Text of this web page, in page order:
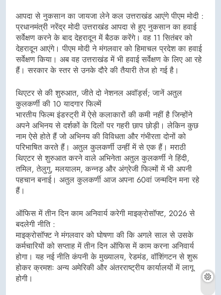
आपदा से नुकसान का जायजा लेने कल उत्तराखंड आएंगे पीएम मोदी :
प्रधानमंत्री नरेंद्र मोदी उत्तराखंड आपदा से हुए नुकसान का हवाई
सर्वेक्षण करने के बाद देहरादून में बैठक करेंगे। वह 11 सितंबर को
देहरादून आएंगे। पीएम मोदी ने मंगलवार को हिमाचल प्रदेश का हवाई
सर्वेक्षण किया। अब वह उत्तराखंड में भी हवाई सर्वेक्षण के लिए आ रहे
हैं। सरकार के स्तर से उनके दौरे की तैयारी तेज हो गई है।
थिएटर से की शुरुआत, जीते दो नेशनल अवॉर्ड्स; जानें अतुल
कुलकर्णी की 10 यादगार फिल्में
भारतीय फिल्म इंडस्ट्री में ऐसे कलाकारों की कमी नहीं है जिन्होंने
अपने अभिनय से दर्शकों के दिलों पर गहरी छाप छोड़ी। लेकिन कुछ
नाम ऐसे होते हैं जो अभिनय की विविधता और गंभीरता दोनों को
परिभाषित करते हैं। अतुल कुलकर्णी उन्हीं में से एक हैं। मराठी
थिएटर से शुरुआत करने वाले अभिनेता अतुल कुलकर्णी ने हिंदी,
तमिल, तेलुगु, मलयालम, कन्नड़ और अंग्रेजी फिल्मों में भी अपनी
पहचान बनाई। अतुल कुलकर्णी आज अपना 60वां जन्मदिन मना रहे
हैं।
ऑफिस में तीन दिन काम अनिवार्य करेगी माइक्रोसॉफ्ट, 2026 से
बदलेगी नीति :
माइक्रोसॉफ्ट ने मंगलवार को घोषणा की कि अगले साल से उसके
कर्मचारियों को सप्ताह में तीन दिन ऑफिस में काम करना अनिवार्य
होगा। यह नई नीति कंपनी के मुख्यालय, रेडमंड, वॉशिंगटन से शुरू
होकर क्रमशः अन्य अमेरिकी और अंतरराष्ट्रीय कार्यालयों में लागू
होगी।